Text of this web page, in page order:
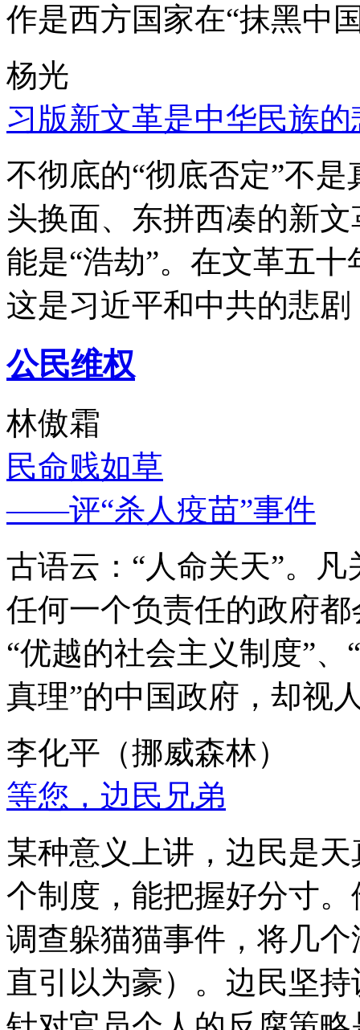
作是西方国家在“抹黑中
杨光
习版新文革是中华民族的
不彻底的“彻底否定”不
头换面、东拼西凑的新
能是“浩劫”。在文革五
这是习近平和中共的悲
公民维权
林傲霜
民命贱如草
——评“杀人疫苗”事件
古语云：“人命关天”。
任何一个负责任的政府
“优越的社会主义制度”
真理”的中国政府，却视
李化平（挪威森林）
等您，边民兄弟
某种意义上讲，边民是
个制度，能把握好分寸
调查躲猫猫事件，将几
直引以为豪）。边民坚